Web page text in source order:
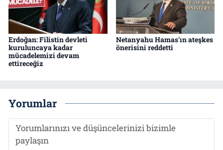
Erdoğan: Filistin devleti
kuruluncaya kadar
mücadelemizi devam
ettireceğiz
Netanyahu Hamas'ın ateşkes
önerisini reddetti
Yorumlar